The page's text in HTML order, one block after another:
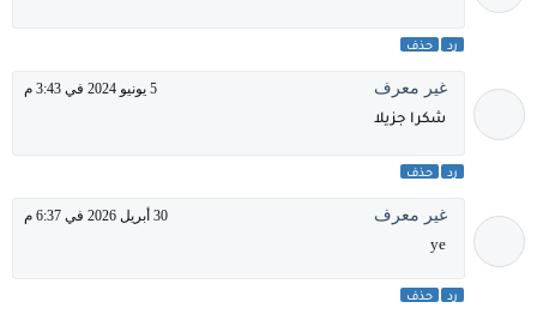
رد حذف
غير معرف 5 يونيو 2024 في 3:43 م
شكرا جزيلا
رد حذف
غير معرف 30 أبريل 2026 في 6:37 م
ye
رد حذف